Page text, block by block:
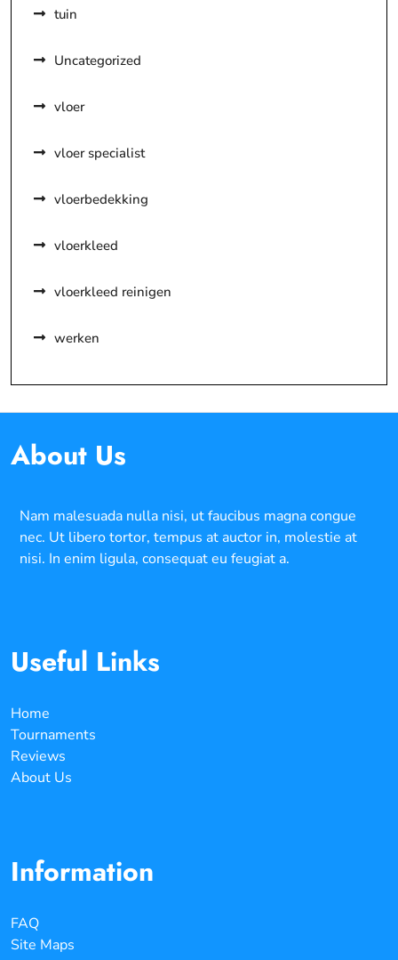
tuin
Uncategorized
vloer
vloer specialist
vloerbedekking
vloerkleed
vloerkleed reinigen
werken
About Us
Nam malesuada nulla nisi, ut faucibus magna congue
nec. Ut libero tortor, tempus at auctor in, molestie at
nisi. In enim ligula, consequat eu feugiat a.
Useful Links
Home
Tournaments
Reviews
About Us
Information
FAQ
Site Maps